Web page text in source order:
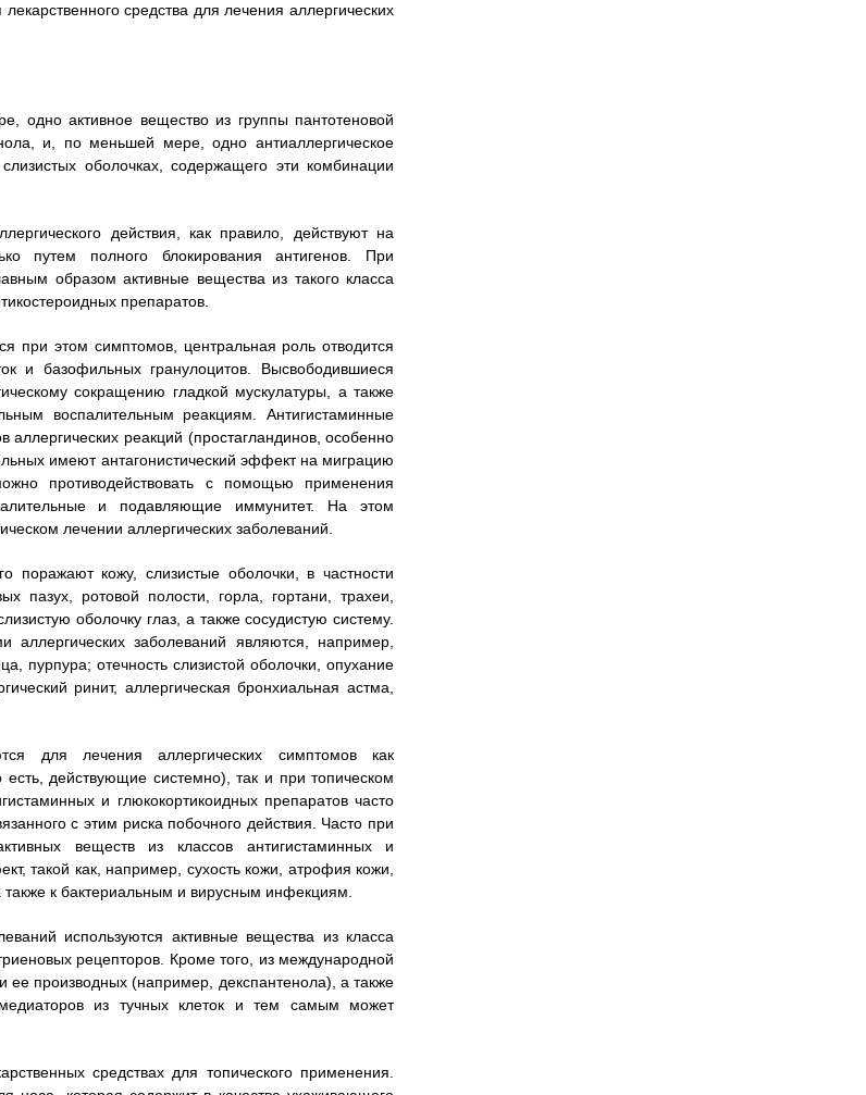
средства для лечения аллергических
одно активное вещество из группы пантотеновой
и, по меньшей мере, одно антиаллергическое
оболочках, содержащего эти комбинации
действия, как правило, действуют на
путем полного блокирования антигенов. При
образом активные вещества из такого класса
препаратов.
при этом симптомов, центральная роль отводится
и базофильных гранулоцитов. Высвободившиеся
сокращению гладкой мускулатуры, а также
воспалительным реакциям. Антигистаминные
реакций (простагландинов, особенно
имеют антагонистический эффект на миграцию
противодействовать с помощью применения
и подавляющие иммунитет. На этом
лечении аллергических заболеваний.
кожу, слизистые оболочки, в частности
пазух, ротовой полости, горла, гортани, трахеи,
оболочку глаз, а также сосудистую систему.
аллергических заболеваний являются, например,
пурпура; отечность слизистой оболочки, опухание
ринит, аллергическая бронхиальная астма,
для лечения аллергических симптомов как
действующие системно), так и при топическом
и глюкокортикоидных препаратов часто
с этим риска побочного действия. Часто при
веществ из классов антигистаминных и
такой как, например, сухость кожи, атрофия кожи,
также к бактериальным и вирусным инфекциям.
используются активные вещества из класса
рецепторов. Кроме того, из международной
ее производных (например, декспантенола), а также
из тучных клеток и тем самым может
средствах для топического применения.